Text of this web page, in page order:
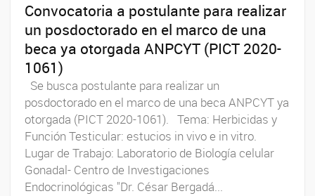
Convocatoria a postulante para realizar
un posdoctorado en el marco de una
beca ya otorgada ANPCYT (PICT 2020-
1061)
Se busca postulante para realizar un
posdoctorado en el marco de una beca ANPCYT ya
otorgada (PICT 2020-1061). Tema: Herbicidas y
Función Testicular: estucios in vivo e in vitro.
Lugar de Trabajo: Laboratorio de Biología celular
Gonadal- Centro de Investigaciones
Endocrinológicas "Dr. César Bergadá...